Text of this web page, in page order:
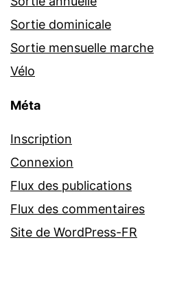
Sortie dominicale
Sortie mensuelle marche
Vélo
Méta
Inscription
Connexion
Flux des publications
Flux des commentaires
Site de WordPress-FR